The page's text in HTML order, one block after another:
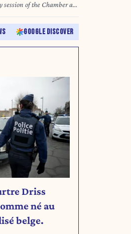
of the Chamber at
ERIC LALMAND
GOOGLE DISCOVER
Driss
né au
belge.